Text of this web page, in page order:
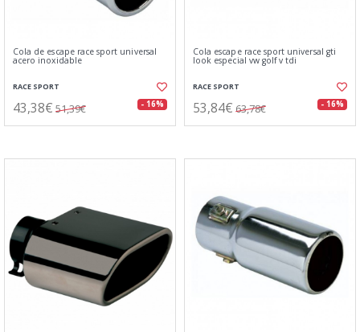
Cola de escape race sport universal
acero inoxidable
RACE SPORT
43,38€ 51,39€ - 16%
Cola escape race sport universal gti
look especial vw golf v tdi
RACE SPORT
53,84€ 63,78€ - 16%